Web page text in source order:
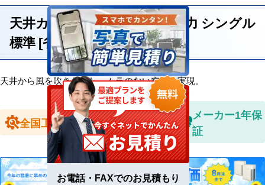
天井カセット形4方向吹出 6馬力 シングル
標準 [省エネレベル1]
天井から風を吹きおろし、ムラのない空調を実現。
全国工事対応
全国送料無
料
メーカー1年保
証
お電話・FAXでのお見積もり